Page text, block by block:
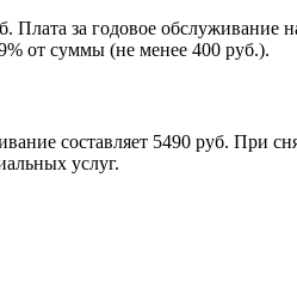
за годовое обслуживание
от суммы (не менее 400 руб.).
составляет 5490 руб. При
услуг.